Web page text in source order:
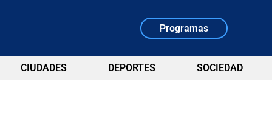
Programas
CIUDADES DEPORTES SOCIEDAD